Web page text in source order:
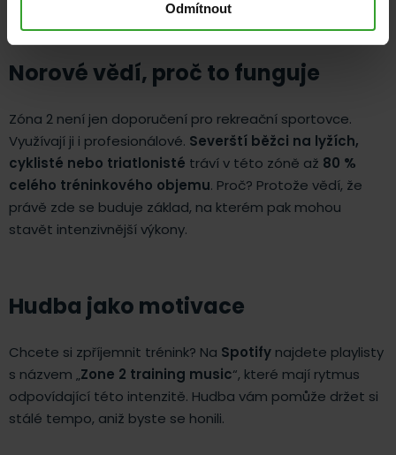
Odmítnout
Norové vědí, proč to funguje
Zóna 2 není jen doporučení pro rekreační sportovce.
Využívají ji i profesionálové. Severští běžci na lyžích,
cyklisté nebo triatlonisté tráví v této zóně až 80 %
celého tréninkového objemu. Proč? Protože vědí, že
právě zde se buduje základ, na kterém pak mohou
stavět intenzivnější výkony.
Hudba jako motivace
Chcete si zpříjemnit trénink? Na Spotify najdete playlisty
s názvem „Zone 2 training music“, které mají rytmus
odpovídající této intenzitě. Hudba vám pomůže držet si
stálé tempo, aniž byste se honili.